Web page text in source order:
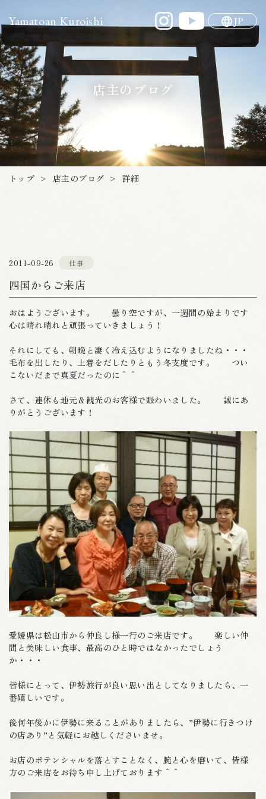
Yamatoan Kuroishi JP
店主のブログ
トップ > 店主のブログ > 詳細
2011-09-26 仕事
四国からご来店
おはようございます。 曇り空ですが、一週間の始まりです
心は晴れ晴れと頑張っていきましょう！
それにしても、朝晩と凄く冷え込むようになりましたね・・・
毛布を出したり、上着をだしたりともう冬支度です。 つい
こないだまで真夏だったのに＾＾
さて、連休も地元＆観光のお客様で賑わいました。 誠にあ
りがとうございます！
愛媛県は松山市から仲良し様一行のご来店です。 楽しい仲
間と美味しい食事、最高のひと時ではなかったでしょう
か・・・
皆様にとって、伊勢旅行が良い思い出としてなりましたら、一
番嬉しいです。
後何年後かに伊勢に来ることがありましたら、”伊勢に行きつけ
の店あり”と気軽にお越しくださいませ。
お店のポテンシャルを落とすことなく、腕と心を磨いて、皆様
方のご来店をお待ち申し上げております＾＾